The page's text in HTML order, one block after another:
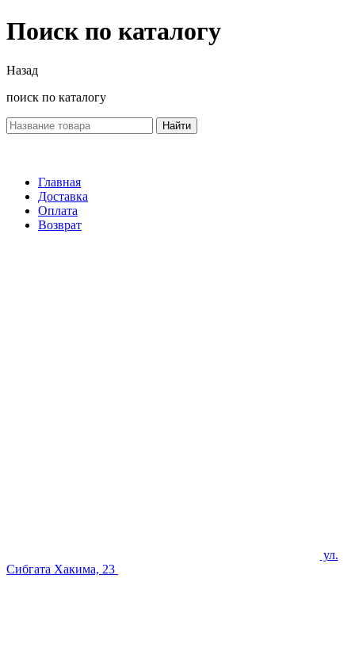
Поиск по каталогу
Назад
поиск по каталогу
Найти
Главная
Доставка
Оплата
Возврат
ул.
Сибгата Хакима, 23